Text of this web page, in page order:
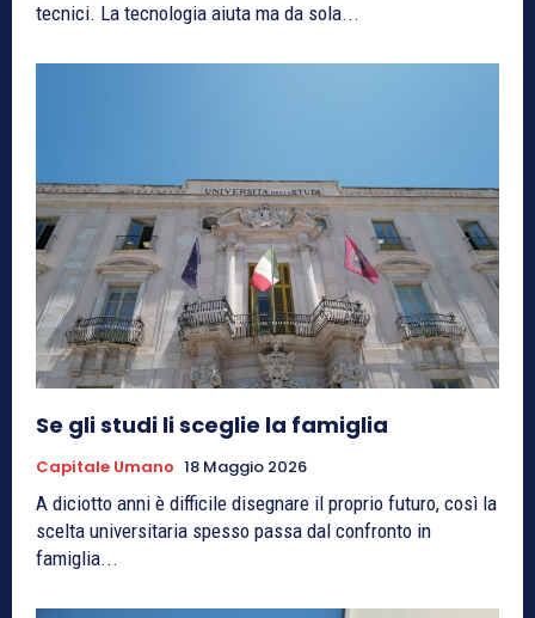
tecnici. La tecnologia aiuta ma da sola...
Se gli studi li sceglie la famiglia
Capitale Umano 18 Maggio 2026
A diciotto anni è difficile disegnare il proprio futuro, così la
scelta universitaria spesso passa dal confronto in
famiglia...